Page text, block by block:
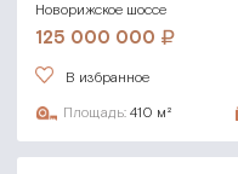
Новорижское шоссе
125 000 000
В избранное
Площадь: 410 м²